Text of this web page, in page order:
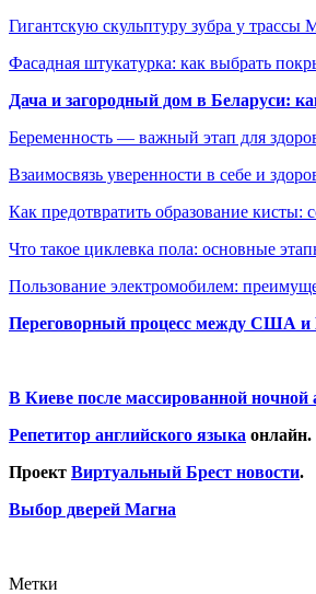
Гигантскую скульптуру зубра у
Фасадная штукатурка: как выбрать
Дача и загородный дом в Беларуси:
Беременность — важный этап для
Взаимосвязь уверенности в себе и
Как предотвратить образование кисты:
Что такое циклевка пола: основные
Пользование электромобилем:
Переговорный процесс между США и
В Киеве после массированной
Репетитор английского языка онлайн.
Проект Виртуальный Брест новости.
Выбор дверей Магна
Метки